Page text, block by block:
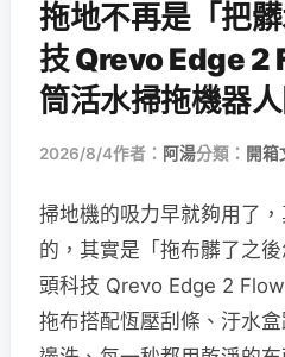
拖地不再是「把
技 Qrevo Edge 2
筒活水掃拖機器
2026/8/4作者： 阿湯分類： 開箱
掃地機的吸力早就夠用了
的，其實是「拖布髒了之
頭科技 Qrevo Edge 2
拖布搭配恆壓刮條、汙水